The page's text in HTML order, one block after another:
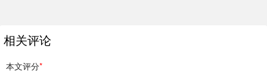
相关评论
本文评分*